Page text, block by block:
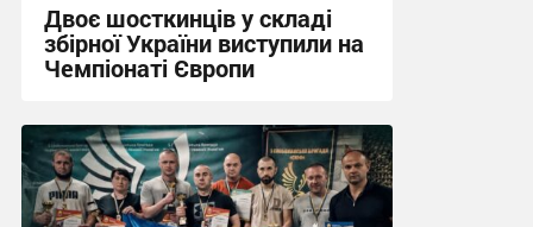
Двоє шосткинців у складі
збірної України виступили на
Чемпіонаті Європи
12:57, 2.08.2026